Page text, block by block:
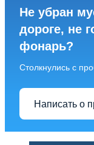
Не убран
дороге, не
фонарь?
Столкнулись с
Написать о